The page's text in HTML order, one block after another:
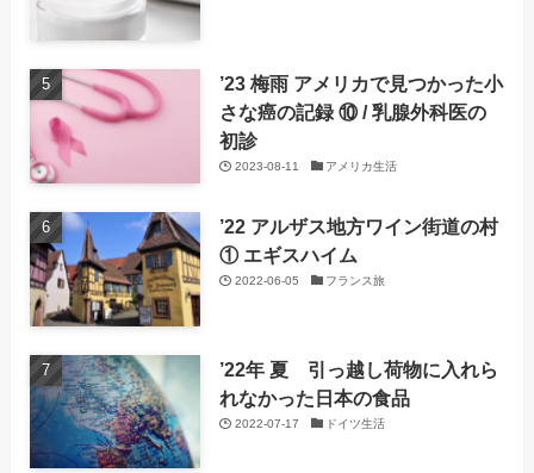
’23 梅雨 アメリカで見つかった小
さな癌の記録 ⑩ / 乳腺外科医の
初診
2023-08-11 アメリカ生活
’22 アルザス地方ワイン街道の村
① エギスハイム
2022-06-05 フランス旅
’22年 夏 引っ越し荷物に入れら
れなかった日本の食品
2022-07-17 ドイツ生活